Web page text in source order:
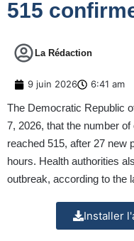
515
La Rédaction
9 juin 2026 6:41 am
The Democratic Republic
7, 2026, that the number
reached 515, after 27 new
hours. Health authorities
outbreak, according to the
Installer